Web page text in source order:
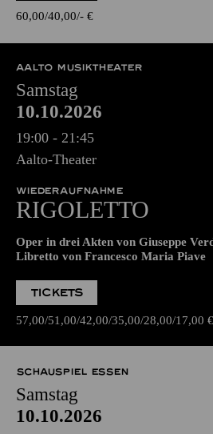
AALTO MUSIKTHEATER
Samstag
10.10.2026
19:00 - 21:45
Aalto-Theater
WIEDERAUFNAHME
RIGO­LETTO
Oper in drei Akten von Giuseppe Verdi
Libretto von Francesco Maria Piave
TICKETS
SCHAUSPIEL ESSEN
Samstag
10.10.2026
21:00
Café Central